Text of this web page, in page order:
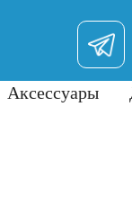
Аксессуары